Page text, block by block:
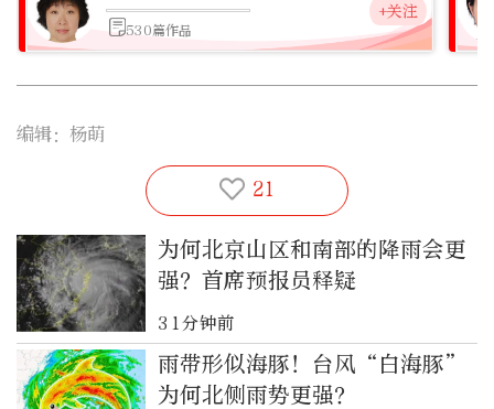
530篇作品
+关注
编辑：杨萌
21
为何北京山区和南部的降雨会更
强？首席预报员释疑
31分钟前
雨带形似海豚！台风“白海豚”
为何北侧雨势更强？